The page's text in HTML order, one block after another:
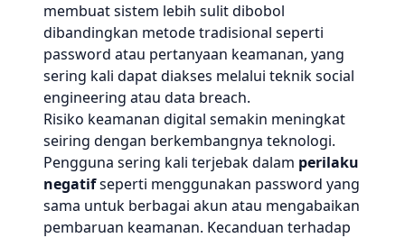
membuat sistem lebih sulit dibobol
dibandingkan metode tradisional seperti
password atau pertanyaan keamanan, yang
sering kali dapat diakses melalui teknik social
engineering atau data breach.
Risiko keamanan digital semakin meningkat
seiring dengan berkembangnya teknologi.
Pengguna sering kali terjebak dalam perilaku
negatifseperti menggunakan password yang
sama untuk berbagai akun atau mengabaikan
pembaruan keamanan. Kecanduan terhadap